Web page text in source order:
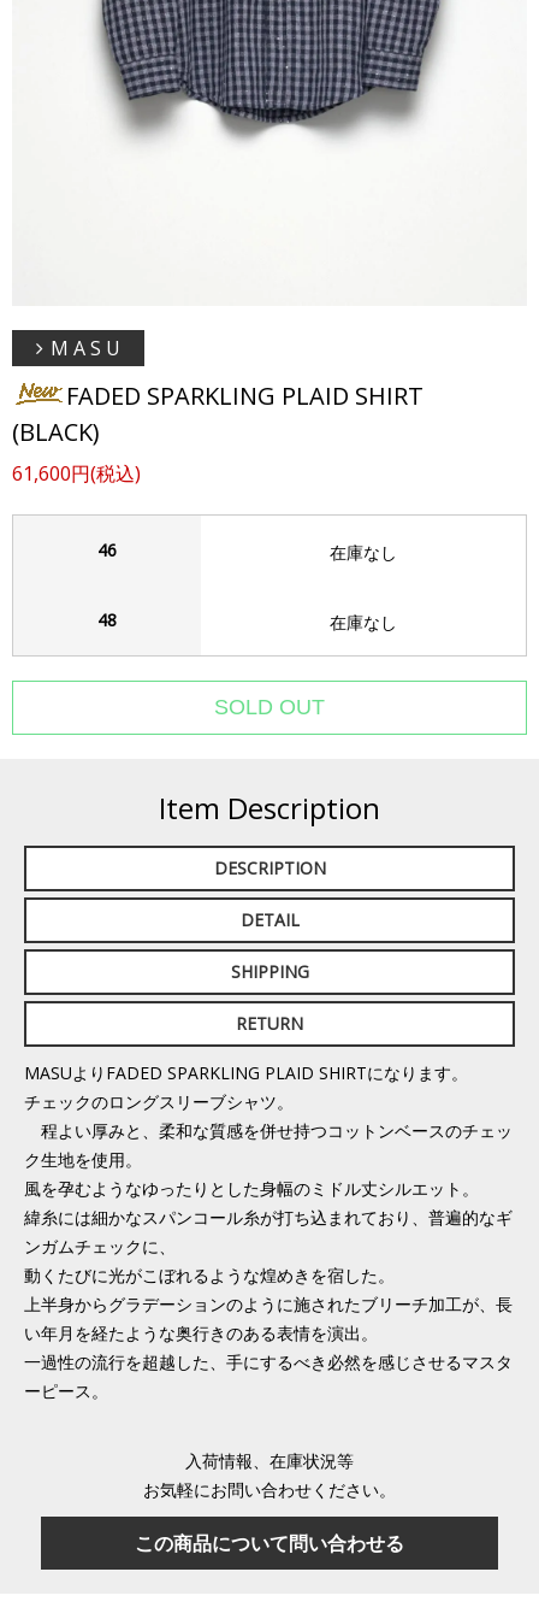
M A S U
FADED SPARKLING PLAID SHIRT
(BLACK)
61,600円(税込)
46 在庫なし
48 在庫なし
Item Description
DESCRIPTION
DETAIL
SHIPPING
RETURN
MASUよりFADED SPARKLING PLAID SHIRTになります。
チェックのロングスリーブシャツ。
程よい厚みと、柔和な質感を併せ持つコットンベースのチェッ
ク生地を使用。
風を孕むようなゆったりとした身幅のミドル丈シルエット。
緯糸には細かなスパンコール糸が打ち込まれており、普遍的なギ
ンガムチェックに、
動くたびに光がこぼれるような煌めきを宿した。
上半身からグラデーションのように施されたブリーチ加工が、長
い年月を経たような奥行きのある表情を演出。
一過性の流行を超越した、手にするべき必然を感じさせるマスタ
ーピース。
入荷情報、在庫状況等
お気軽にお問い合わせください。
この商品について問い合わせる